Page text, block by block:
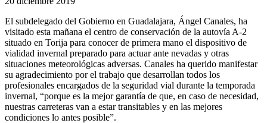
El subdelegado del Gobierno en Guadalajara, Ángel Canales, ha
visitado esta mañana el centro de conservación de la autovía A-2
situado en Torija para conocer de primera mano el dispositivo de
vialidad invernal preparado para actuar ante nevadas y otras
situaciones meteorológicas adversas. Canales ha querido manifestar
su agradecimiento por el trabajo que desarrollan todos los
profesionales encargados de la seguridad vial durante la temporada
invernal, “porque es la mejor garantía de que, en caso de necesidad,
nuestras carreteras van a estar transitables y en las mejores
condiciones lo antes posible”.